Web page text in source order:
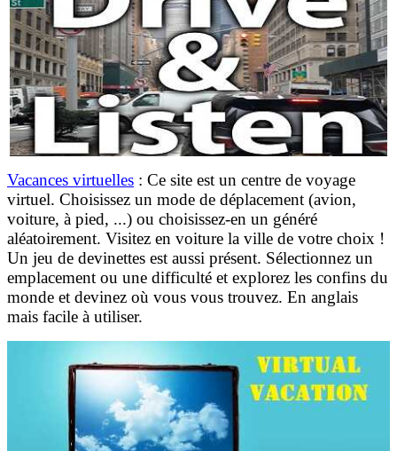
Vacances virtuelles : Ce site est un centre de voyage
virtuel. Choisissez un mode de déplacement (avion,
voiture, à pied, ...) ou choisissez-en un généré
aléatoirement. Visitez en voiture la ville de votre choix !
Un jeu de devinettes est aussi présent. Sélectionnez un
emplacement ou une difficulté et explorez les confins du
monde et devinez où vous vous trouvez. En anglais
mais facile à utiliser.